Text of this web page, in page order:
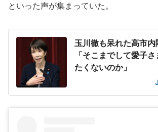
といった声が集まっていた。
玉川徹も呆れた高市
「そこまでして愛子
たくないのか」